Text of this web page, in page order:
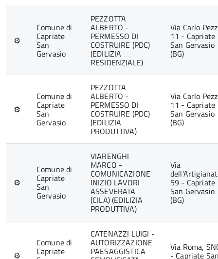
⚙
Comune di
Capriate
San
Gervasio
PEZZOTTA
ALBERTO -
PERMESSO DI
COSTRUIRE (PDC)
(EDILIZIA
RESIDENZIALE)
Via Carlo
11 - Capriate
San Gervasio
(BG)
⚙
Comune di
Capriate
San
Gervasio
PEZZOTTA
ALBERTO -
PERMESSO DI
COSTRUIRE (PDC)
(EDILIZIA
PRODUTTIVA)
Via Carlo
11 - Capriate
San Gervasio
(BG)
⚙
Comune di
Capriate
San
Gervasio
VIARENGHI
MARCO -
COMUNICAZIONE
INIZIO LAVORI
ASSEVERATA
(CILA) (EDILIZIA
PRODUTTIVA)
Via
59 - Capriate
San Gervasio
(BG)
⚙
Comune di
Capriate
CATENAZZI LUIGI -
AUTORIZZAZIONE
PAESAGGISTICA Via Roma,
- Capriate